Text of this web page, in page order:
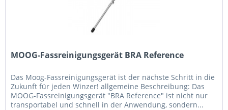
MOOG-Fassreinigungsgerät BRA Reference
Das Moog-Fassreinigungsgerät ist der nächste Schritt in die
Zukunft für jeden Winzer! allgemeine Beschreibung: Das
MOOG-Fassreinigungsgerät "BRA Reference" ist nicht nur
transportabel und schnell in der Anwendung, sondern...